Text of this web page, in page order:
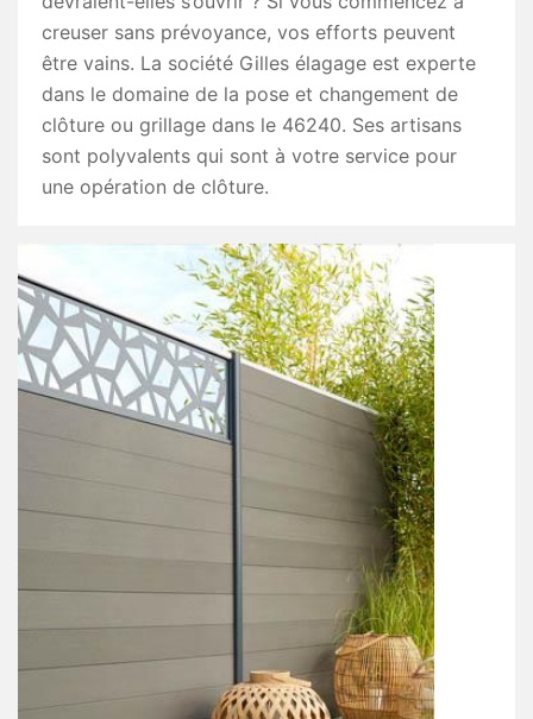
creuser sans prévoyance, vos efforts peuvent
être vains. La société Gilles élagage est experte
dans le domaine de la pose et changement de
clôture ou grillage dans le 46240. Ses artisans
sont polyvalents qui sont à votre service pour
une opération de clôture.